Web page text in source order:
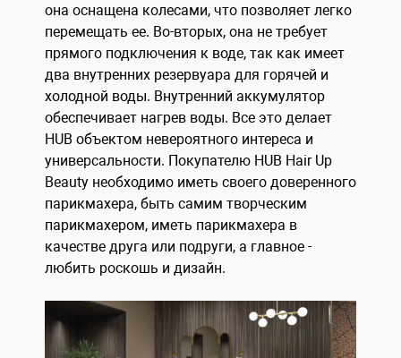
она оснащена колесами, что позволяет легко
перемещать ее. Во-вторых, она не требует
прямого подключения к воде, так как имеет
два внутренних резервуара для горячей и
холодной воды. Внутренний аккумулятор
обеспечивает нагрев воды. Все это делает
HUB объектом невероятного интереса и
универсальности. Покупателю HUB Hair Up
Beauty необходимо иметь своего доверенного
парикмахера, быть самим творческим
парикмахером, иметь парикмахера в
качестве друга или подруги, а главное -
любить роскошь и дизайн.